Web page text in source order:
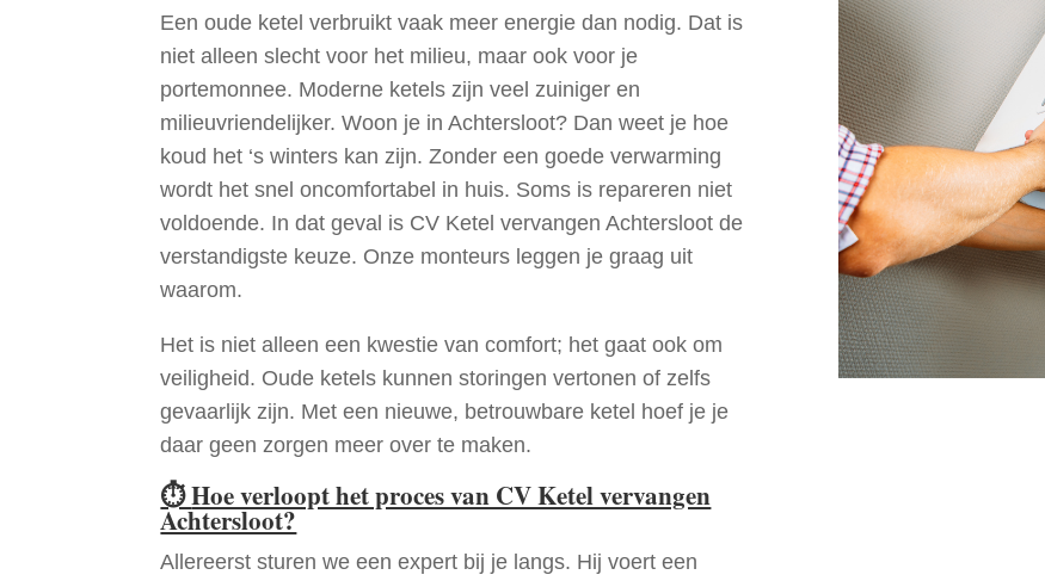
Een oude ketel verbruikt vaak meer energie dan nodig. Dat is
niet alleen slecht voor het milieu, maar ook voor je
portemonnee. Moderne ketels zijn veel zuiniger en
milieuvriendelijker. Woon je in Achtersloot? Dan weet je hoe
koud het ‘s winters kan zijn. Zonder een goede verwarming
wordt het snel oncomfortabel in huis. Soms is repareren niet
voldoende. In dat geval is CV Ketel vervangen Achtersloot de
verstandigste keuze. Onze monteurs leggen je graag uit
waarom.
Het is niet alleen een kwestie van comfort; het gaat ook om
veiligheid. Oude ketels kunnen storingen vertonen of zelfs
gevaarlijk zijn. Met een nieuwe, betrouwbare ketel hoef je je
daar geen zorgen meer over te maken.
⏱Hoe verloopt het proces van CV Ketel vervangen
Achtersloot?
Allereerst sturen we een expert bij je langs. Hij voert een